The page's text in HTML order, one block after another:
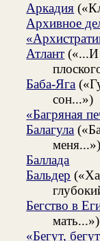
Аркадия
Архивное
Атлант («...И
Баба-Яга
сон...»)
«Багряная
Балагула
меня...»)
Баллада
Бальдер
Бегство в
мать...»)
«Бегут,